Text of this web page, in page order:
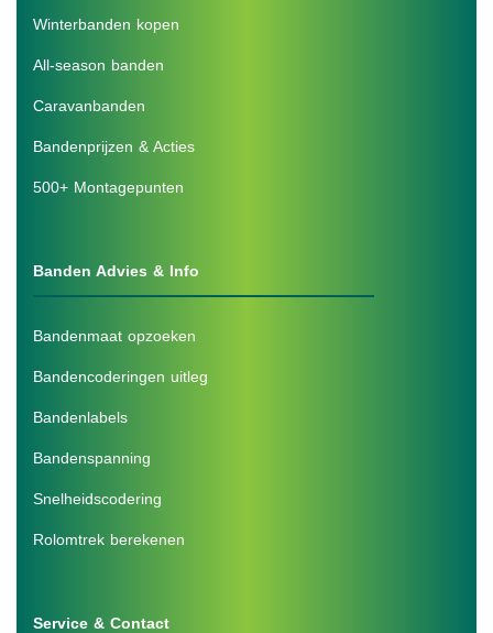
Winterbanden kopen
All-season banden
Caravanbanden
Bandenprijzen & Acties
500+ Montagepunten
Banden Advies & Info
Bandenmaat opzoeken
Bandencoderingen uitleg
Bandenlabels
Bandenspanning
Snelheidscodering
Rolomtrek berekenen
Service & Contact